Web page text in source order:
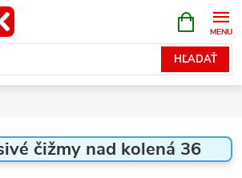
HĽADAŤ
KOŠÍK
čižmy nad kolená 36